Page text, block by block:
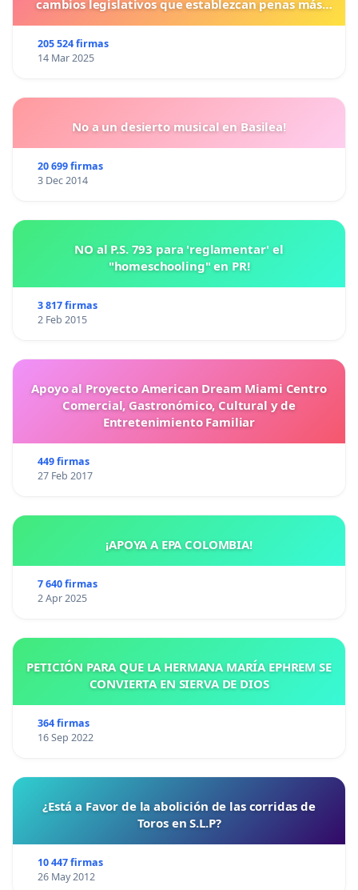
cambios legislativos que establezcan penas más
205 524 firmas
14 Mar 2025
No a un desierto musical en Basilea!
20 699 firmas
3 Dec 2014
NO al P.S. 793 para 'reglamentar' el
"homeschooling" en PR!
3 817 firmas
2 Feb 2015
Apoyo al Proyecto American Dream Miami Centro
Comercial, Gastronómico, Cultural y de
Entretenimiento Familiar
449 firmas
27 Feb 2017
¡APOYA A EPA COLOMBIA!
7 640 firmas
2 Apr 2025
PETICIÓN PARA QUE LA HERMANA MARÍA EPHREM SE
CONVIERTA EN SIERVA DE DIOS
364 firmas
16 Sep 2022
¿Está a Favor de la abolición de las corridas de
Toros en S.L.P?
10 447 firmas
26 May 2012